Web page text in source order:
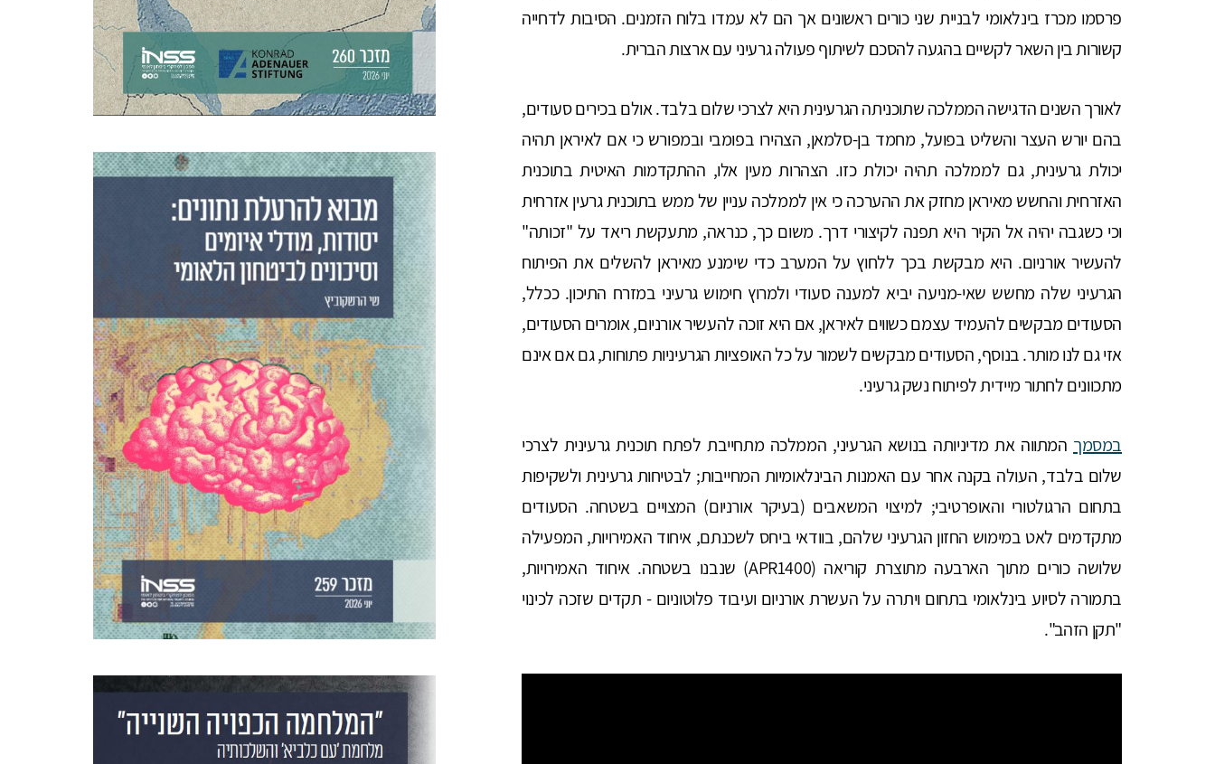
פרסמו מכרז בינלאומי לבניית שני כורים ראשונים אך הם לא עמדו בלוח הזמנים. הסיבות לדחייה
קשורות בין השאר לקשיים בהגעה להסכם לשיתוף פעולה גרעיני עם ארצות הברית.
לאורך השנים הדגישה הממלכה שתוכניתה הגרעינית היא לצרכי שלום בלבד. אולם בכירים סעודים,
בהם יורש העצר והשליט בפועל, מחמד בן-סלמאן, הצהירו בפומבי ובמפורש כי אם לאיראן תהיה
יכולת גרעינית, גם לממלכה תהיה יכולת כזו. הצהרות מעין אלו, ההתקדמות האיטית בתוכנית
האזרחית והחשש מאיראן מחזק את ההערכה כי אין לממלכה עניין של ממש בתוכנית גרעין אזרחית
וכי כשגבה יהיה אל הקיר היא תפנה לקיצורי דרך. משום כך, כנראה, מתעקשת ריאד על "זכותה"
להעשיר אורניום. היא מבקשת בכך ללחוץ על המערב כדי שימנע מאיראן להשלים את הפיתוח
הגרעיני שלה מחשש שאי-מניעה יביא למענה סעודי ולמרוץ חימוש גרעיני במזרח התיכון. ככלל,
הסעודים מבקשים להעמיד עצמם כשווים לאיראן, אם היא זוכה להעשיר אורניום, אומרים הסעודים,
אזי גם לנו מותר. בנוסף, הסעודים מבקשים לשמור על כל האופציות הגרעיניות פתוחות, גם אם אינם
מתכוונים לחתור מיידית לפיתוח נשק גרעיני.
במסמך המתווה את מדיניותה בנושא הגרעיני, הממלכה מתחייבת לפתח תוכנית גרעינית לצרכי
שלום בלבד, העולה בקנה אחר עם האמנות הבינלאומיות המחייבות; לבטיחות גרעינית ולשקיפות
בתחום הרגולטורי והאופרטיבי; למיצוי המשאבים (בעיקר אורניום) המצויים בשטחה. הסעודים
מתקדמים לאט במימוש החזון הגרעיני שלהם, בוודאי ביחס לשכנתם, איחוד האמירויות, המפעילה
שלושה כורים מתוך הארבעה מתוצרת קוריאה (APR1400) שנבנו בשטחה. איחוד האמירויות,
בתמורה לסיוע בינלאומי בתחום ויתרה על העשרת אורניום ועיבוד פלוטוניום - תקדים שזכה לכינוי
"תקן הזהב".